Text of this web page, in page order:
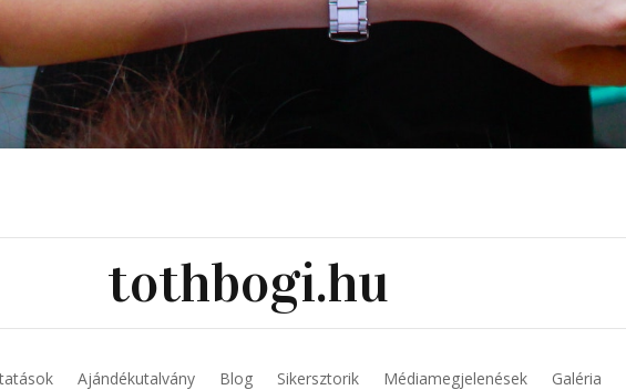
tothbogi.hu
Ajándékutalvány Blog Sikersztorik Médiamegjelenések Galéria